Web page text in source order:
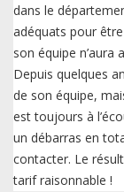
dans le
adéquats pour
son équipe n’aura
Depuis quelques
de son équipe,
est toujours à
un débarras en
contacter. Le
tarif raisonnable !